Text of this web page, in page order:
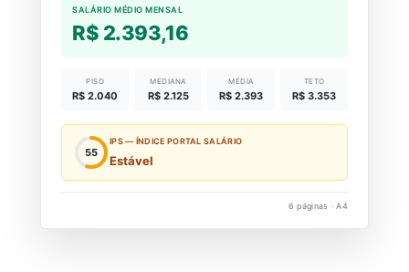
SALÁRIO MÉDIO MENSAL
R$ 2.393,16
PISO
R$ 2.040
MEDIANA
R$ 2.125
MÉDIA
R$ 2.393
TETO
R$ 3.353
55
IPS — ÍNDICE PORTAL SALÁRIO
Estável
6 páginas · A4